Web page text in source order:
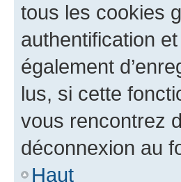
tous les cookies
authentification
également
lus, si cette
vous rencontrez
déconnexion au
Haut